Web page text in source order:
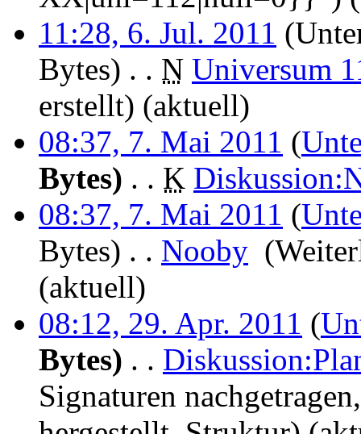
11:28, 6. Jul. 2011
Bytes) . . N Universum
erstellt) (aktuell)
08:37, 7. Mai 2011 (
Bytes) . . K
08:37, 7. Mai 2011 (
Bytes) . . Nooby
(aktuell)
08:12, 29. Apr. 2011 (
Bytes) . .
Signaturen